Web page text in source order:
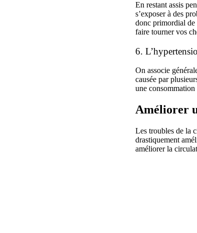
En restant assis
s’exposer à des
donc primordial de
faire tourner vos
6.
On associe
causée par
une
Améliorer
Les troubles de la
drastiquement
améliorer la